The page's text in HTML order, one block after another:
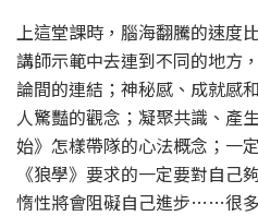
上這堂課時，腦海翻騰的速度
講師示範中去連到不同的地方
論間的連結；神秘感、成就感
人驚豔的觀念；凝聚共識、產
始》怎樣帶隊的心法概念；一
《狼學》要求的一定要對自己
惰性將會阻礙自己進步……很